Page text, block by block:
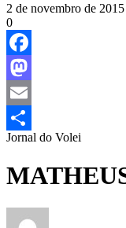
2 de novembro de 2015
0
Facebook
Mastodon
Email
Share
Jornal do Volei